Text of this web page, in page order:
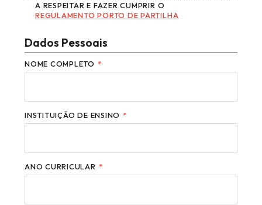
A RESPEITAR E FAZER CUMPRIR O
REGULAMENTO PORTO DE PARTILHA
Dados Pessoais
NOME COMPLETO *
INSTITUIÇÃO DE ENSINO *
ANO CURRICULAR *